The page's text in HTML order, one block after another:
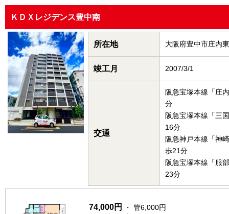
ＫＤＸレジデンス豊中南
所在地 大阪府豊中市庄内
竣工月 2007/3/1
交通
阪急宝塚本線「庄
分
阪急宝塚本線「三
16分
阪急神戸本線「神
歩21分
阪急宝塚本線「服
23分
74,000円
・ 管6,000円